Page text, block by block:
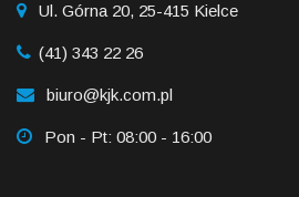
Ul. Górna 20, 25-415 Kielce
(41) 343 22 26
biuro@kjk.com.pl
Pon - Pt: 08:00 - 16:00